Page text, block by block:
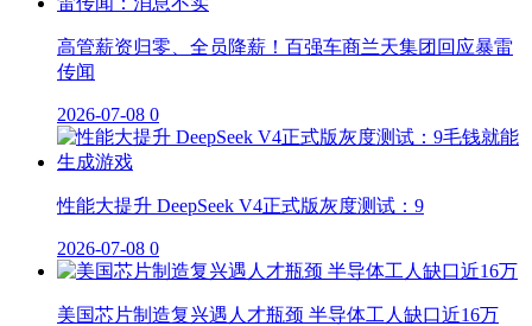
高管薪资归零、全员降薪！百强车商兰天集团回应暴雷
传闻
2026-07-08 0
性能大提升 DeepSeek V4正式版灰度测试：9
2026-07-08 0
美国芯片制造复兴遇人才瓶颈 半导体工人缺口近16万